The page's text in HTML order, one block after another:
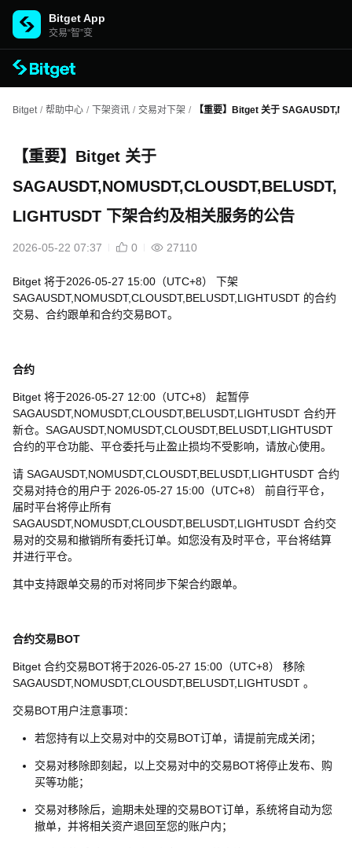
Bitget App
交易“智”变
Bitget / 帮助中心 / 下架资讯 / 交易对下架 / 【重要】Bitget 关于
【重要】Bitget 关于
SAGAUSDT,NOMUSDT,CLOUSDT,BELUSDT,
LIGHTUSDT 下架合约及相关服务的公告
2026-05-22 07:37 0 27110
Bitget 将于2026-05-27 15:00（UTC+8） 下架
SAGAUSDT,NOMUSDT,CLOUSDT,BELUSDT,LIGHTUSDT 的合约
交易、合约跟单和合约交易BOT。
合约
Bitget 将于2026-05-27 12:00（UTC+8） 起暂停
SAGAUSDT,NOMUSDT,CLOUSDT,BELUSDT,LIGHTUSDT 合约开
新仓。SAGAUSDT,NOMUSDT,CLOUSDT,BELUSDT,LIGHTUSDT
合约的平仓功能、平仓委托与止盈止损均不受影响，请放心使用。
请 SAGAUSDT,NOMUSDT,CLOUSDT,BELUSDT,LIGHTUSDT 合约
交易对持仓的用户于 2026-05-27 15:00（UTC+8） 前自行平仓，
届时平台将停止所有
SAGAUSDT,NOMUSDT,CLOUSDT,BELUSDT,LIGHTUSDT 合约交
易对的交易和撤销所有委托订单。如您没有及时平仓，平台将结算
并进行平仓。
其中支持跟单交易的币对将同步下架合约跟单。
合约交易BOT
Bitget 合约交易BOT将于2026-05-27 15:00（UTC+8） 移除
SAGAUSDT,NOMUSDT,CLOUSDT,BELUSDT,LIGHTUSDT 。
交易BOT用户注意事项：
若您持有以上交易对中的交易BOT订单，请提前完成关闭；
交易对移除即刻起，以上交易对中的交易BOT将停止发布、购
买等功能；
交易对移除后，逾期未处理的交易BOT订单，系统将自动为您
撤单，并将相关资产退回至您的账户内；